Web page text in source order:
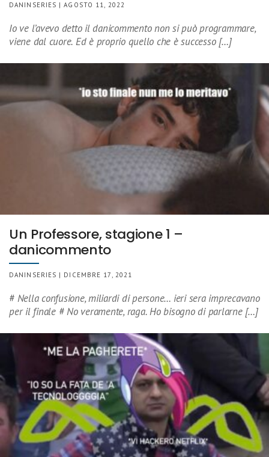
DANINSERIES | AGOSTO 11, 2022
Io ve l’avevo detto il danicommento non si può programmare,
viene dal cuore. Ed è proprio quello che è successo […]
Un Professore, stagione 1 –
danicommento
DANINSERIES | DICEMBRE 17, 2021
# Nella confusione, miliardi di persone… ieri sera imprecavano
per il finale # No veramente, raga. Ho bisogno di parlarne […]